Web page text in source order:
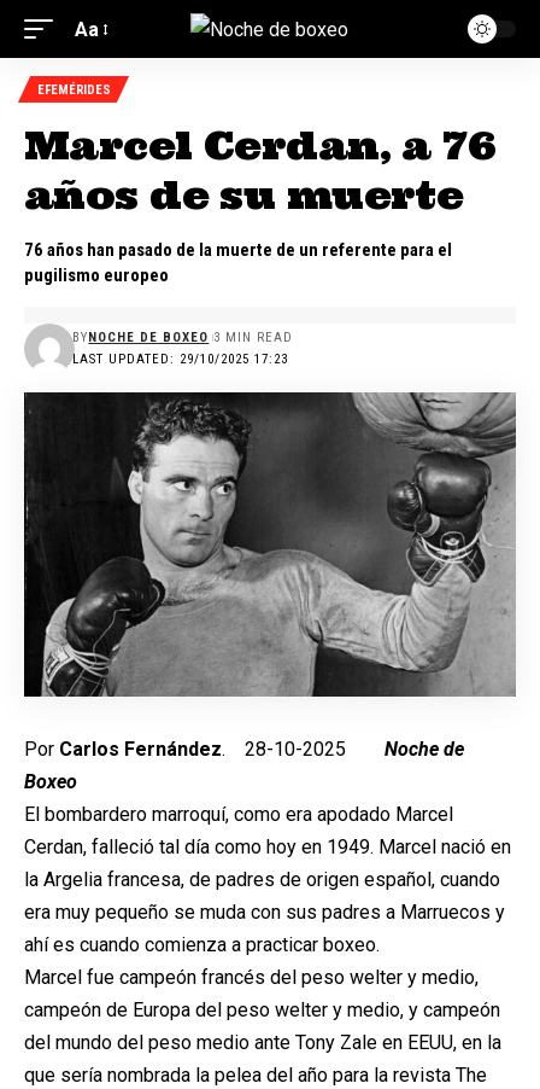
Aa
EFEMÉRIDES
Marcel Cerdan, a 76
años de su muerte
76 años han pasado de la muerte de un referente para el
pugilismo europeo
LAST UPDATED: 29/10/2025 17:23
BYNOCHE DE BOXEO 3 MIN READ
Por Carlos Fernández. 28-10-2025
Noche de
Boxeo
El bombardero marroquí, como era apodado Marcel
Cerdan, falleció tal día como hoy en 1949. Marcel nació en
la Argelia francesa, de padres de origen español, cuando
era muy pequeño se muda con sus padres a Marruecos y
ahí es cuando comienza a practicar boxeo.
Marcel fue campeón francés del peso welter y medio,
campeón de Europa del peso welter y medio, y campeón
del mundo del peso medio ante Tony Zale en EEUU, en la
que sería nombrada la pelea del año para la revista The